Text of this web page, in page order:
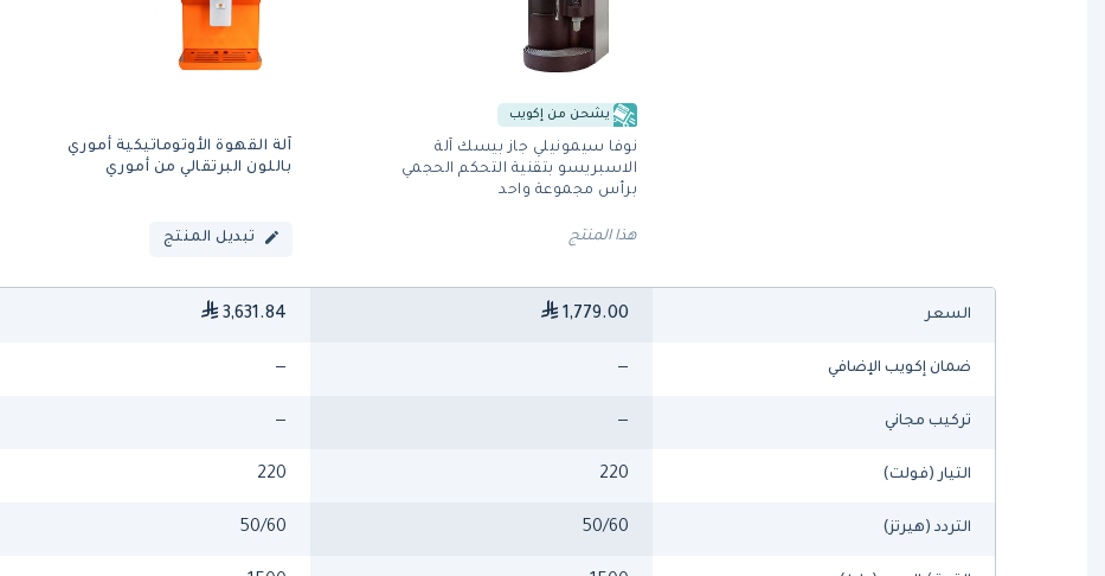
يشحن من إكويب
نوفا سيمونيلي جاز بيسك آلة
الاسبريسو بتقنية التحكم الحجمي
برأس مجموعة واحد
هذا المنتج
آلة القهوة الأوتوماتيكية أموري
باللون البرتقالي من أموري
تبديل المنتج
السعر 1,779.00
3,631.84
ضمان إكويب الإضافي —
—
تركيب مجاني —
—
التيار (فولت) 220
220
التردد (هيرتز) 50/60
50/60